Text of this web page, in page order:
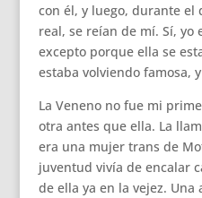
con él, y luego, durante el
real, se reían de mí. Sí, yo
excepto porque ella se
estaba volviendo famosa,
La Veneno no fue mi
otra antes que ella. La
era una mujer trans de
juventud vivía de encalar
de ella ya en la vejez. Una